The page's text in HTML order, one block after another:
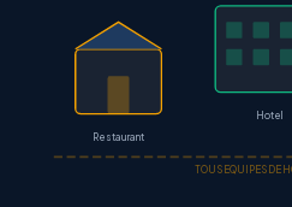
Restaurant
Hotel
TOUS EQUIPES DE